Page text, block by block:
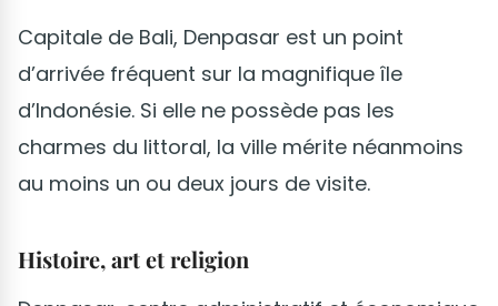
Capitale de Bali, Denpasar est un point
d’arrivée fréquent sur la magnifique île
d’Indonésie. Si elle ne possède pas les
charmes du littoral, la ville mérite néanmoins
au moins un ou deux jours de visite.
Histoire, art et religion